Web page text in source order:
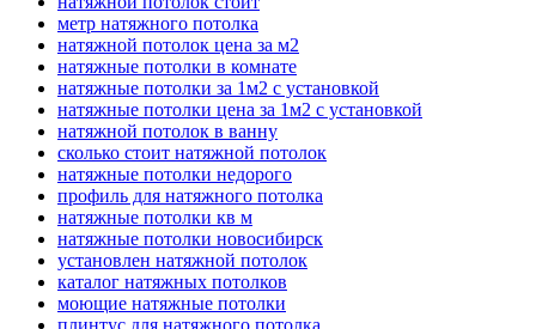
метр натяжного потолка
натяжной потолок цена за м2
натяжные потолки в комнате
натяжные потолки за 1м2 с установкой
натяжные потолки цена за 1м2 с установкой
натяжной потолок в ванну
сколько стоит натяжной потолок
натяжные потолки недорого
профиль для натяжного потолка
натяжные потолки кв м
натяжные потолки новосибирск
установлен натяжной потолок
каталог натяжных потолков
моющие натяжные потолки
плинтус для натяжного потолка